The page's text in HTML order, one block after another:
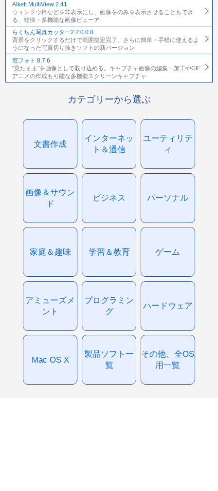
Alkett MultiView 2.41
ウィンドウ枠などを非表示にし、画像をのみを表示させることもでき
る、軽快・多機能な画像ビューア
らくちん写真カッター2 2.0.0.0
背景をクリックするだけで範囲指定完了。さらに簡単・手軽に使えるよ
うになった写真切り抜きソフトの新バージョン
窓フォト 8.7.6
“見たまま”を画像として取り込める。キャプチャ画像の編集・加工やGIF
アニメの作成も可能な多機能スクリーンキャプチャ
カテゴリーから選ぶ
文書作成
インターネッ
ト＆通信
ユーティリテ
ィ
画像＆サウン
ド
ビジネス パーソナル
家庭＆趣味 学習＆教育 ゲーム
アミューズメ
ント
プログラミン
グ
ハードウェア
Mac OS X
製品ソフト一
覧
その他、全OS
用一覧